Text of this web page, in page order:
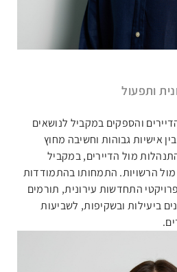
ותפעול
והספקים במקביל לנושאים
אישיות גבוהות וחשיבה מחוץ
מול הדיירים, במקביל
מול הרשויות. התמחותו בהתמודדות
התחדשות עירונית, תורמים
ביעילות ובשקיפות, לשביעות